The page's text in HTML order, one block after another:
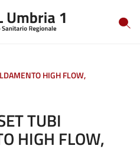
HIGH FLOW,
TUBI
HIGH FLOW,